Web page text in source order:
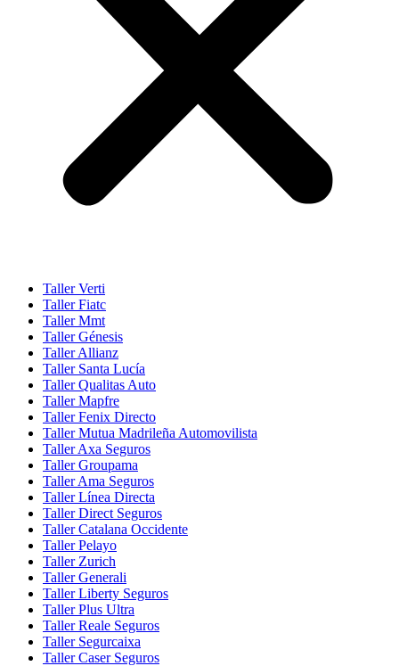
Taller Verti
Taller Fiatc
Taller Mmt
Taller Génesis
Taller Allianz
Taller Santa Lucía
Taller Qualitas Auto
Taller Mapfre
Taller Fenix Directo
Taller Mutua Madrileña Automovilista
Taller Axa Seguros
Taller Groupama
Taller Ama Seguros
Taller Línea Directa
Taller Direct Seguros
Taller Catalana Occidente
Taller Pelayo
Taller Zurich
Taller Generali
Taller Liberty Seguros
Taller Plus Ultra
Taller Reale Seguros
Taller Segurcaixa
Taller Caser Seguros